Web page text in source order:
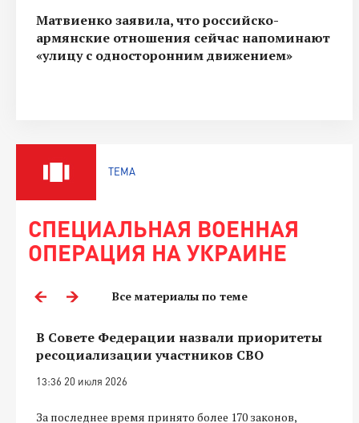
Матвиенко заявила, что российско-
армянские отношения сейчас напоминают
«улицу с односторонним движением»
ТЕМА
СПЕЦИАЛЬНАЯ ВОЕННАЯ
ОПЕРАЦИЯ НА УКРАИНЕ
Все материалы по теме
В Совете Федерации назвали приоритеты
ресоциализации участников СВО
13:36 20 июля 2026
За последнее время принято более 170 законов,